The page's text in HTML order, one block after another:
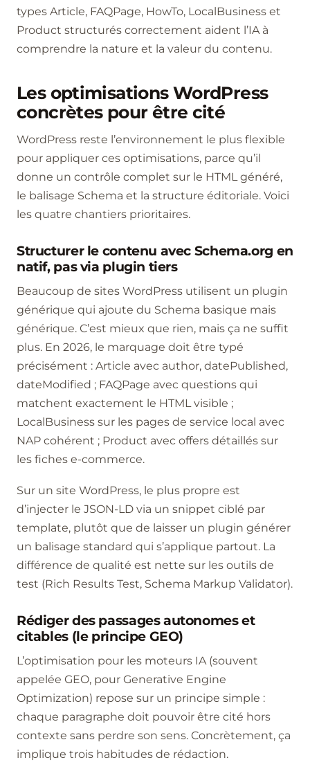
types Article, FAQPage, HowTo, LocalBusiness et
Product structurés correctement aident l’IA à
comprendre la nature et la valeur du contenu.
Les optimisations WordPress
concrètes pour être cité
WordPress reste l’environnement le plus flexible
pour appliquer ces optimisations, parce qu’il
donne un contrôle complet sur le HTML généré,
le balisage Schema et la structure éditoriale. Voici
les quatre chantiers prioritaires.
Structurer le contenu avec Schema.org en
natif, pas via plugin tiers
Beaucoup de sites WordPress utilisent un plugin
générique qui ajoute du Schema basique mais
générique. C’est mieux que rien, mais ça ne suffit
plus. En 2026, le marquage doit être typé
précisément : Article avec author, datePublished,
dateModified ; FAQPage avec questions qui
matchent exactement le HTML visible ;
LocalBusiness sur les pages de service local avec
NAP cohérent ; Product avec offers détaillés sur
les fiches e-commerce.
Sur un site WordPress, le plus propre est
d’injecter le JSON-LD via un snippet ciblé par
template, plutôt que de laisser un plugin générer
un balisage standard qui s’applique partout. La
différence de qualité est nette sur les outils de
test (Rich Results Test, Schema Markup Validator).
Rédiger des passages autonomes et
citables (le principe GEO)
L’optimisation pour les moteurs IA (souvent
appelée GEO, pour Generative Engine
Optimization) repose sur un principe simple :
chaque paragraphe doit pouvoir être cité hors
contexte sans perdre son sens. Concrètement, ça
implique trois habitudes de rédaction.